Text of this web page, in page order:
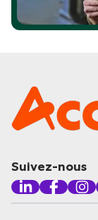
Suivez-nous